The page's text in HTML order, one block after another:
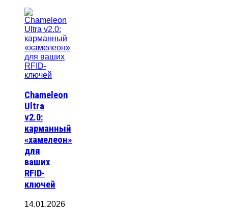
Chameleon
Ultra
v2.0:
карманный
«хамелеон»
для
ваших
RFID-
ключей
14.01.2026